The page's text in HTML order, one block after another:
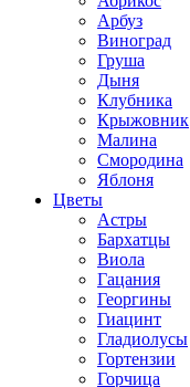
Арбуз
Виноград
Груша
Дыня
Клубника
Крыжовник
Малина
Смородина
Яблоня
Цветы
Астры
Бархатцы
Виола
Гацания
Георгины
Гиацинт
Гладиолусы
Гортензии
Горчица